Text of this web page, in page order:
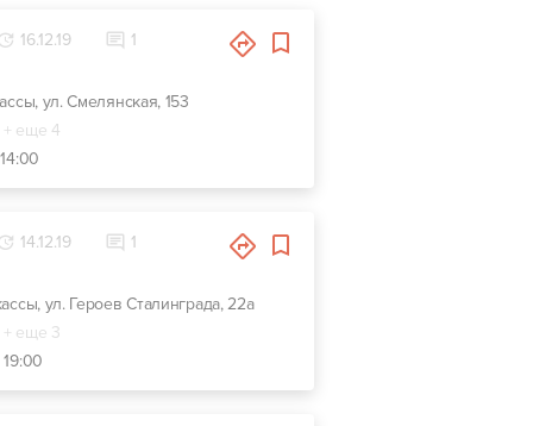
16.12.19 1
ул. Смелянская, 153
+ еще 4
14.12.19 1
ул. Героев Сталинграда, 22а
+ еще 3